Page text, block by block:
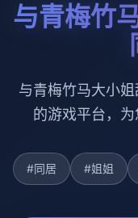
与青梅竹
与青梅竹马大小
的游戏平台，为
#同居 #姐姐